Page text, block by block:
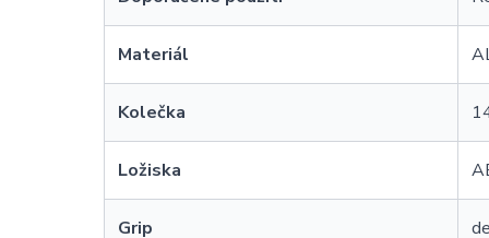
Materiál
Kolečka
Ložiska
Grip